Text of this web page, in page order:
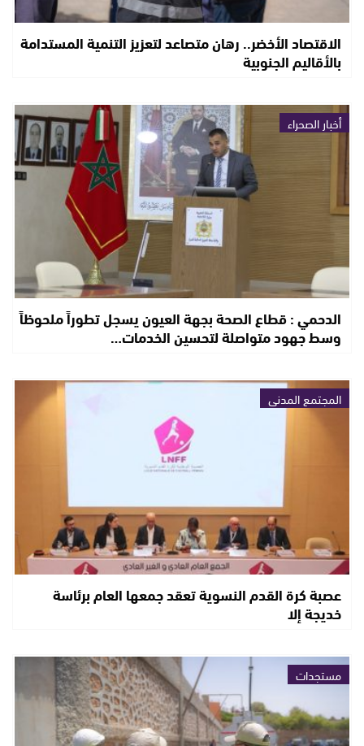
الاقتصاد الأخضر.. رهان متصاعد لتعزيز التنمية المستدامة
بالأقاليم الجنوبية
أخبار الصحراء
الدحمي : قطاع الصحة بجهة العيون يسجل تطوراً ملحوظاً
وسط جهود متواصلة لتحسين الخدمات…
المجتمع المدني
عصبة كرة القدم النسوية تعقد جمعها العام برئاسة
خديجة إلا
مستجدات